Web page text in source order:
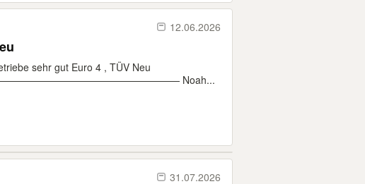
12.06.2026
sehr gut Euro 4 , TÜV Neu
Noah...
31.07.2026